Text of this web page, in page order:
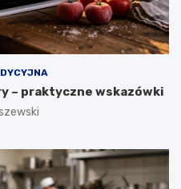
– praktyczne wskazówki